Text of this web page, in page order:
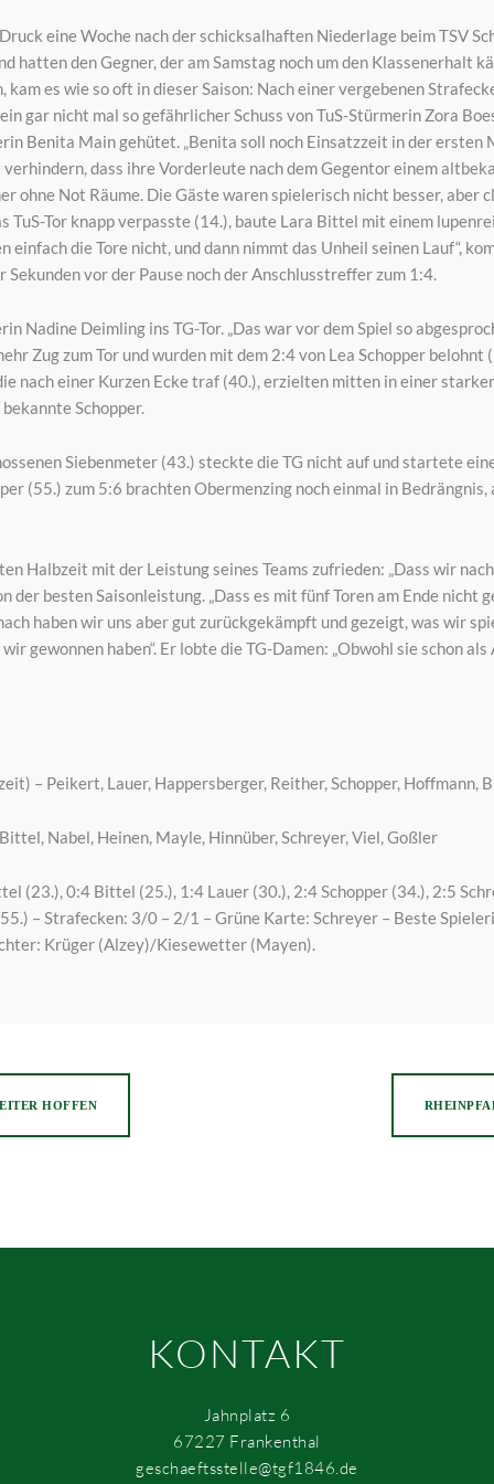
eine Woche nach der schicksalhaften Niederlage beim TSV
hatten den Gegner, der am Samstag noch um den Klassenerhalt
kam es wie so oft in dieser Saison: Nach einer vergebenen
gar nicht mal so gefährlicher Schuss von TuS-Stürmerin Zora
Benita Main gehütet. „Benita soll noch Einsatzzeit in der ersten
dass ihre Vorderleute nach dem Gegentor einem
ohne Not Räume. Die Gäste waren spielerisch nicht besser, aber
TuS-Tor knapp verpasste (14.), baute Lara Bittel mit einem
einfach die Tore nicht, und dann nimmt das Unheil seinen Lauf“,
vor der Pause noch der Anschlusstreffer zum 1:4.
Nadine Deimling ins TG-Tor. „Das war vor dem Spiel so
Zug zum Tor und wurden mit dem 2:4 von Lea Schopper
nach einer Kurzen Ecke traf (40.), erzielten mitten in einer
bekannte Schopper.
Siebenmeter (43.) steckte die TG nicht auf und startete
(55.) zum 5:6 brachten Obermenzing noch einmal in
Halbzeit mit der Leistung seines Teams zufrieden: „Dass wir
der besten Saisonleistung. „Dass es mit fünf Toren am Ende nicht
haben wir uns aber gut zurückgekämpft und gezeigt, was wir
gewonnen haben“. Er lobte die TG-Damen: „Obwohl sie schon
– Peikert, Lauer, Happersberger, Reither, Schopper, Hoffmann,
Nabel, Heinen, Mayle, Hinnüber, Schreyer, Viel, Goßler
(23.), 0:4 Bittel (25.), 1:4 Lauer (30.), 2:4 Schopper (34.), 2:5
– Strafecken: 3/0 – 2/1 – Grüne Karte: Schreyer – Beste
Krüger (Alzey)/Kiesewetter (Mayen).
HOFFEN
KONTAKT
Jahnplatz 6
67227 Frankenthal
geschaeftsstelle@tgf1846.de